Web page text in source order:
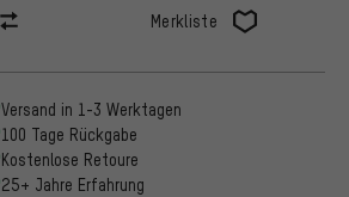
Merkliste
Versand in 1-3 Werktagen
100 Tage Rückgabe
Kostenlose Retoure
25+ Jahre Erfahrung